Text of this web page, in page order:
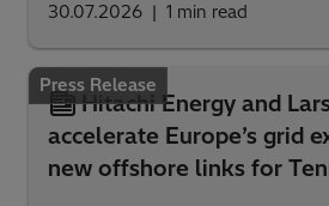
30.07.2026 1 min read
Press Release
Hitachi Energy and
accelerate Europe’s grid
new offshore links for